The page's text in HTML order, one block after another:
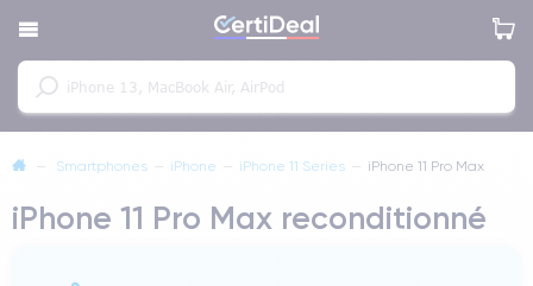
— Smartphones — iPhone — iPhone 11 Series — iPhone 11 Pro Max
iPhone 11 Pro Max reconditionné